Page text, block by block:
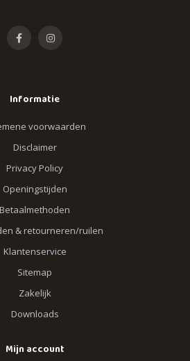
Informatie
voorwaarden
Disclaimer
Privacy Policy
Openingstijden
Betaalmethoden
& retourneren/ruilen
Klantenservice
Sitemap
Zakelijk
Downloads
Mijn account